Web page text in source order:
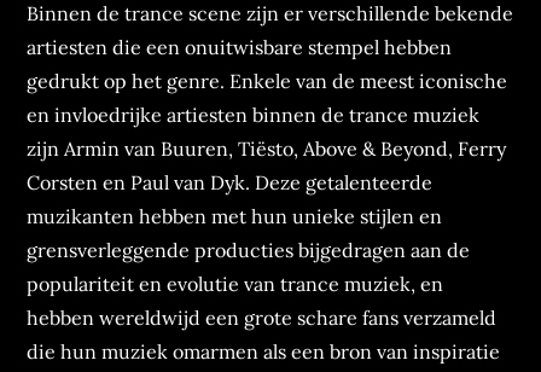
Binnen de trance scene zijn er verschillende bekende
artiesten die een onuitwisbare stempel hebben
gedrukt op het genre. Enkele van de meest iconische
en invloedrijke artiesten binnen de trance muziek
zijn Armin van Buuren, Tiësto, Above & Beyond, Ferry
Corsten en Paul van Dyk. Deze getalenteerde
muzikanten hebben met hun unieke stijlen en
grensverleggende producties bijgedragen aan de
populariteit en evolutie van trance muziek, en
hebben wereldwijd een grote schare fans verzameld
die hun muziek omarmen als een bron van inspiratie